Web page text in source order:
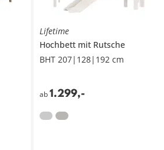
Lifetime
Hochbett mit Rutsche
BHT 207|128|192 cm
ab 1.299,-